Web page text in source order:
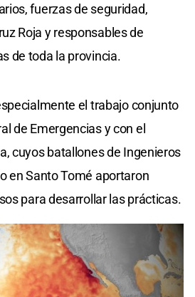
fuerzas de seguridad,
Roja y responsables de
de toda la provincia.
el trabajo conjunto
de Emergencias y con el
cuyos batallones de Ingenieros
en Santo Tomé aportaron
para desarrollar las prácticas.